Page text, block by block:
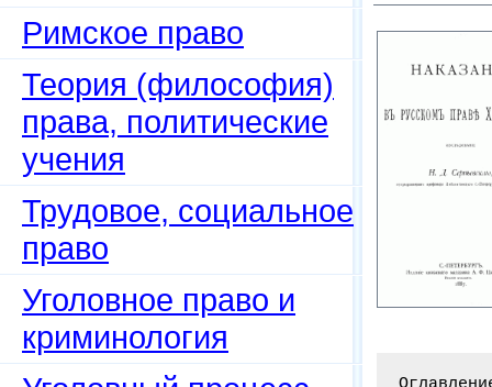
Римское право
Теория (философия)
права, политические
учения
Трудовое, социальное
право
Уголовное право и
криминология